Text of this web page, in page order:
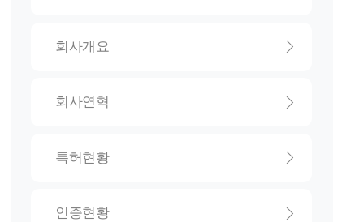
회사개요
회사연혁
특허현황
인증현황